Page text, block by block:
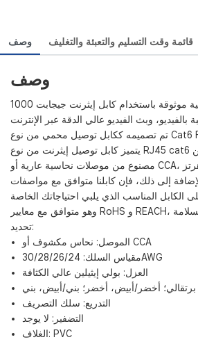
وصف قائمة وقت التسليم والتعبئة والتغليف
وصف
تحديد:
الموصل: نحاس مكشوف أو CCA
مقياس السلك: 30/28/26/24AWG
العزل: بولي إيثيلين عالي الكثافة
أخضر/أبيض، أخضر؛ بني/أبيض، بني
التدريع: سلك التصريف
التضفير: لا يوجد
الغلاف: PVC